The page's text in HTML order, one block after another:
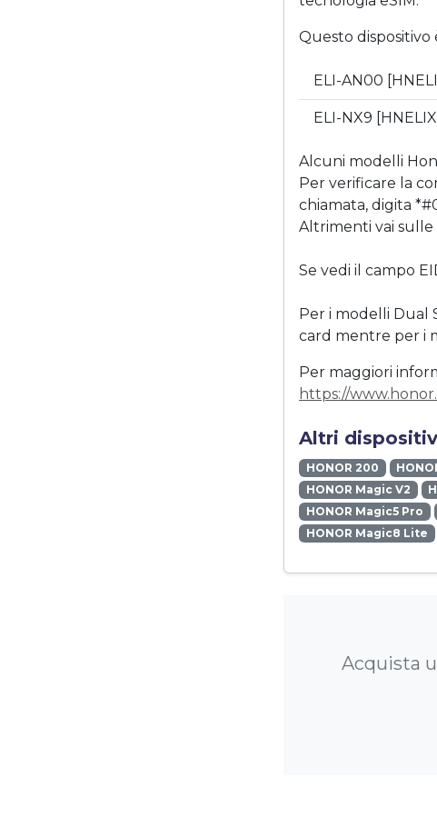
Questo
ELI-AN00 [HNELI]
ELI-NX9 [HNELIX]
Alcuni modelli
Per verificare la
chiamata, digita
Altrimenti vai sulle
Se vedi il campo
Per i modelli Dual
card mentre per i
Per maggiori
https://
Altri
HONOR 200
HONOR Magic V2
HONOR Magic5 Pro
HONOR Magic8 Lite
Acquista